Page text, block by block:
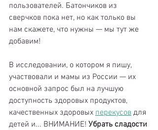
пользователей. Батончиков из
сверчков пока нет, но как только вы
нам скажете, что нужны — мы тут же
добавим!
В исследовании, о котором я пишу,
участвовали и мамы из России — их
основной запрос был на лучшую
доступность здоровых продуктов,
качественных здоровых перекусов для
детей и... ВНИМАНИЕ! Убрать сладости